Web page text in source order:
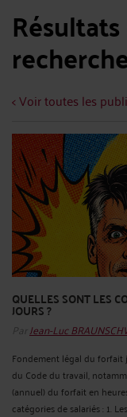
< Voir toutes les
QUELLES SONT LES
JOURS ?
Par Jean-Luc
Fondement légal du forfait
du Code du travail,
(annuel) du forfait en
catégories de salariés : 1.